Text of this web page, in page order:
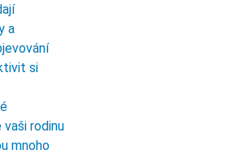
a
si
rodinu
mnoho